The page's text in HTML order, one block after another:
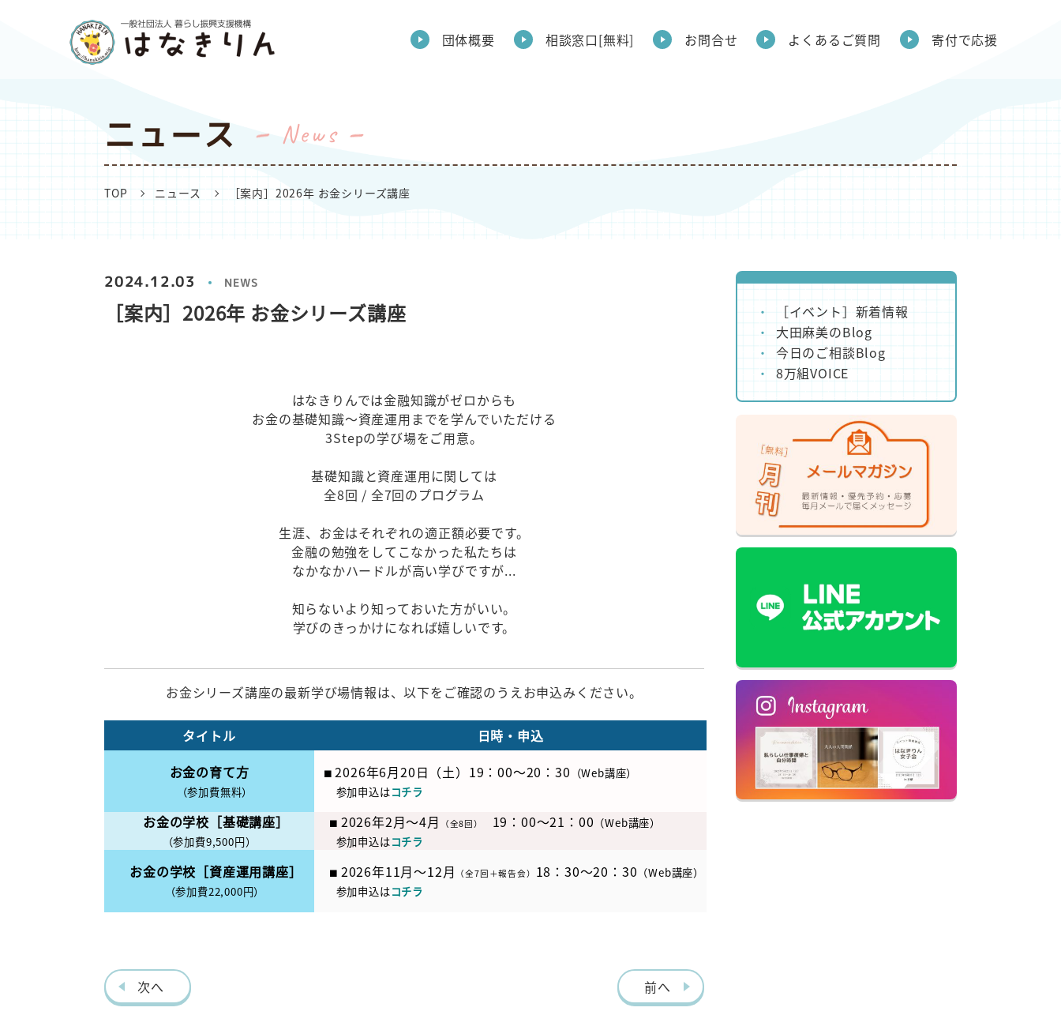
団体概要 相談窓口[無料] お問合せ よくあるご質問 寄付で応援
ニュース News
TOP ニュース ［案内］2026年 お金シリーズ講座
2024.12.03 NEWS
［案内］2026年 お金シリーズ講座
はなきりんでは金融知識がゼロからも
お金の基礎知識～資産運用までを学んでいただける
3Stepの学び場をご用意。
基礎知識と資産運用に関しては
全8回 / 全7回のプログラム
生涯、お金はそれぞれの適正額必要です。
金融の勉強をしてこなかった私たちは
なかなかハードルが高い学びですが...
知らないより知っておいた方がいい。
学びのきっかけになれば嬉しいです。
お金シリーズ講座の最新学び場情報は、以下をご確認のうえお申込みください。
タイトル
日時・申込
お金の育て方
（参加費無料）
■2026年6月20日（土）19：00～20：30 （Web講座）
参加申込はコチラ
お金の学校［基礎講座］
（参加費9,500円）
■ 2026年2月～4月 （全8回） 19：00～21：00 （Web講座）
参加申込はコチラ
お金の学校［資産運用講座］
（参加費22,000円）
■ 2026年11月～12月 （全7回＋報告会） 18：30～20：30 （Web講座）
参加申込はコチラ
次へ 前へ
［イベント］新着情報
大田麻美のBlog
今日のご相談Blog
8万組VOICE